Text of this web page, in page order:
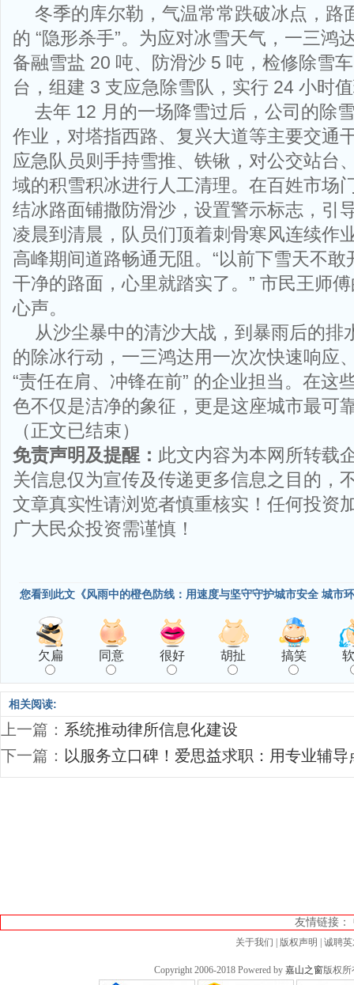
冬季的库尔勒，气温常常跌破冰点，路
的 “隐形杀手”。为应对冰雪天气，一三鸿
备融雪盐 20 吨、防滑沙 5 吨，检修除雪
台，组建 3 支应急除雪队，实行 24 小时
去年 12 月的一场降雪过后，公司的除
作业，对塔指西路、复兴大道等主要交通
应急队员则手持雪推、铁锹，对公交站台
域的积雪积冰进行人工清理。在百姓市场
结冰路面铺撒防滑沙，设置警示标志，引
凌晨到清晨，队员们顶着刺骨寒风连续作
高峰期间道路畅通无阻。“以前下雪天不
干净的路面，心里就踏实了。” 市民王师
心声。
从沙尘暴中的清沙大战，到暴雨后的排
的除冰行动，一三鸿达用一次次快速响应
“责任在肩、冲锋在前” 的企业担当。在这
色不仅是洁净的象征，更是这座城市最可
（正文已结束）
免责声明及提醒： 此文内容为本网所转载
关信息仅为宣传及传递更多信息之目的，
文章真实性请浏览者慎重核实！任何投资
广大民众投资需谨慎！
您看到此文《风雨中的橙色防线：用速度与坚守守护城市安全 城市
欠扁 同意 很好 胡扯 搞笑
相关阅读:
上一篇： 系统推动律所信息化建设
下一篇： 以服务立口碑！爱思益求职：用专业辅
友情链接：
关于我们 版权声明 诚聘
Copyright 2006-2018 Powered by 嘉山之窗版权